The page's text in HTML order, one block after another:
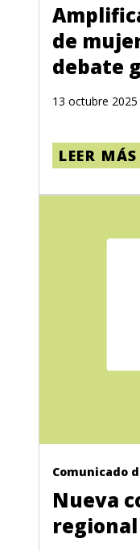
de
debate
13 octubre 2025
LEER MÁS
Comunicado
Nueva
regional